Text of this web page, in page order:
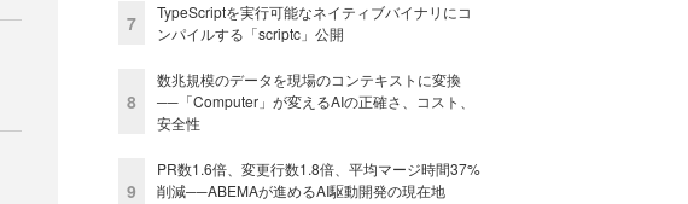
7
TypeScriptを実行可能なネイティブバイナリにコ
ンパイルする「scriptc」公開
8
数兆規模のデータを現場のコンテキストに変換
──「Computer」が変えるAIの正確さ、コスト、
安全性
9
PR数1.6倍、変更行数1.8倍、平均マージ時間37%
削減──ABEMAが進めるAI駆動開発の現在地